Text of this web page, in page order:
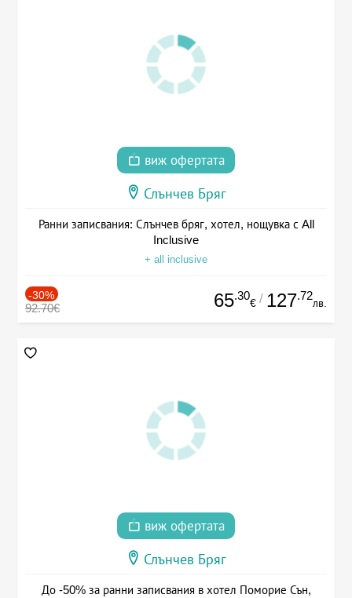
виж офертата
Слънчев Бряг
Ранни записвания: Слънчев бряг, хотел, нощувка с All
Inclusive
+ all inclusive
-30%
92.70€ 65.30
€ / 127.72
лв.
виж офертата
Слънчев Бряг
До -50% за ранни записвания в хотел Поморие Сън,